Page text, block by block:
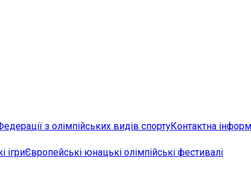
з олімпійських видів спортуКонтактна
ігриЄвропейські юнацькі олімпійські фестивалі